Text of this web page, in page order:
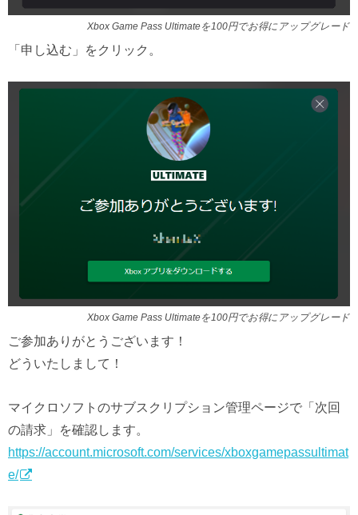
Xbox Game Pass Ultimateを100円でお得にアップグレード
「申し込む」をクリック。
Xbox Game Pass Ultimateを100円でお得にアップグレード
ご参加ありがとうございます！
どういたしまして！
マイクロソフトのサブスクリプション管理ページで「次回
の請求」を確認します。
https://account.microsoft.com/services/xboxgamepassultimat
e/